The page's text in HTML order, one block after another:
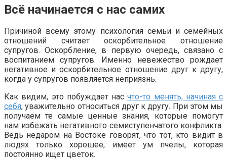
Всё начинается с нас самих
Причиной всему этому психология семьи и семейных
отношений считает оскорбительное отношение
супругов. Оскорбление, в первую очередь, связано с
воспитанием супругов. Именно невежество рождает
негативное и оскорбительное отношение друг к другу,
когда у супругов появляется неприязнь.
Как видим, это побуждает насчто-то менять, начиная с
себя, уважительно относиться друг к другу. При этом мы
получаем те самые ценные знания, которые помогут
нам избежать негативного семиступенчатого конфликта.
Ведь недаром на Востоке говорят, что тот, кто видит в
людях только хорошее, имеет ум пчелы, которая
постоянно ищет цветок.